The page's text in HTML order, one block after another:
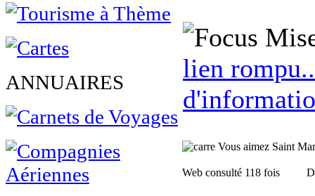
ANNUAIRES
lien
Vous aimez Saint
Web consulté 118 fois